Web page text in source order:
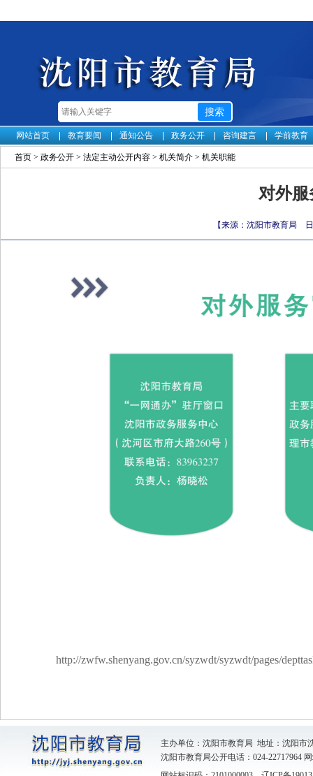
网站首页 教育要闻 通知公告 政务公开 咨询建言 学前教育
首页 > 政务公开 > 法定主动公开内容 > 机关简介 > 机关职能
对外
【来源：沈阳市教育局
http://zwfw.shenyang.gov.cn/syzwdt/syzwdt/pages/
主办单位：沈阳市教育局 地址：沈阳
沈阳市教育局公开电话：024-22717964